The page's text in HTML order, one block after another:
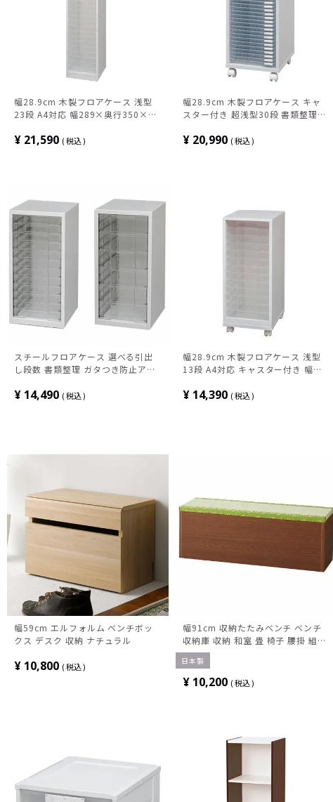
幅28.9cm 木製フロアケース 浅型
23段 A4対応 幅289×奥行350×高
¥ 21,590 税込
幅28.9cm 木製フロアケース キャ
スター付き 超浅型30段 書類整理ケ
¥ 20,990 税込
スチールフロアケース 選べる引出
し段数 書類整理 ガタつき防止アジ
品 幅291×奥行330×高さ605mm
¥ 14,490 税込
幅28.9cm 木製フロアケース 浅型
13段 A4対応 キャスター付き 幅
¥ 14,390 税込
幅59cm エルフォルム ベンチボッ
クス デスク 収納 ナチュラル
¥ 10,800 税込
幅91cm 収納たたみベンチ ベンチ
収納庫 収納 和室 畳 椅子 腰掛 組立
式
日本製
¥ 10,200 税込